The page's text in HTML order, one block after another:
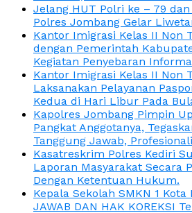
Jelang HUT Polri ke – 79
Polres Jombang Gelar
Kantor Imigrasi Kelas II Non
dengan Pemerintah
Kegiatan Penyebaran
Kantor Imigrasi Kelas II Non
Laksanakan Pelayanan
Kedua di Hari Libur Pada
Kapolres Jombang Pimpin
Pangkat Anggotanya,
Tanggung Jawab,
Kasatreskrim Polres Kediri
Laporan Masyarakat Secara
Dengan Ketentuan Hukum.
Kepala Sekolah SMKN 1
JAWAB DAN HAK KOREKSI